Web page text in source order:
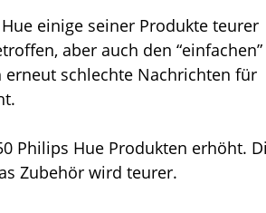
einige seiner Produkte teurer
aber auch den “einfachen”
schlechte Nachrichten für
Philips Hue Produkten erhöht.
Zubehör wird teurer.